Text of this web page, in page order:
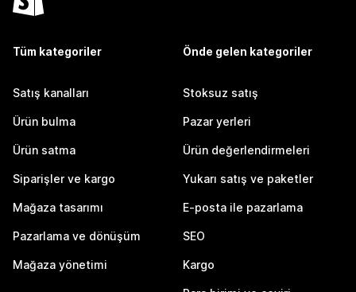
Tüm kategoriler
Satış kanalları
Ürün bulma
Ürün satma
Siparişler ve kargo
Mağaza tasarımı
Pazarlama ve dönüşüm
Mağaza yönetimi
Önde gelen kategoriler
Stoksuz satış
Pazar yerleri
Ürün değerlendirmeleri
Yukarı satış ve paketler
E-posta ile pazarlama
SEO
Kargo